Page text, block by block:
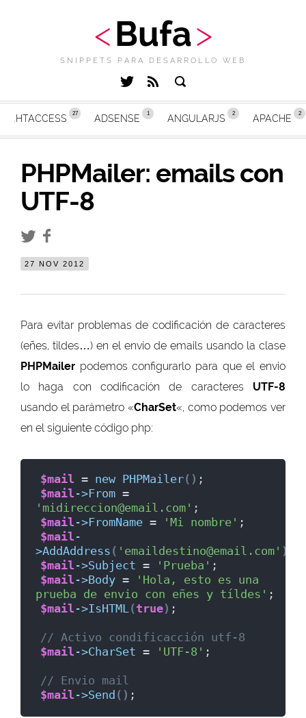
Bufa
SNIPPETS PARA DESARROLLO WEB
.HTACCESS ADSENSE ANGULARJS APACHE
PHPMailer: emails con
UTF-8
27 NOV 2012
Para evitar problemas de codificación de caracteres
(eñes, tildes…) en el envio de emails usando la clase
PHPMailer podemos configurarlo para que el envio
lo haga con codificación de caracteres UTF-8
usando el parámetro «CharSet«, como podemos ver
en el siguiente código php:
$mail = new PHPMailer() ;
$mail ->From
'midireccion@email.com' ;
$mail ->FromName = 'Mi nombre' ;
$mail -
>AddAddress ( 'emaildestino@email.com' )
$mail ->Subject = 'Prueba' ;
$mail ->Body =
'Hola, esto es una
prueba de envio con eñes y tíldes' ;
$mail ->IsHTML(true) ;
// Activo condificacción utf-8
$mail ->CharSet = 'UTF-8' ;
// Envio mail
$mail ->Send () ;